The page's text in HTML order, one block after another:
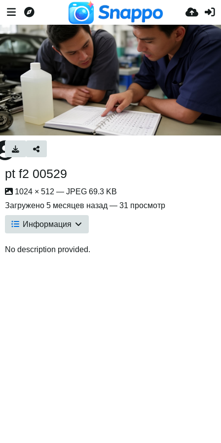
pt f2 00529
1024 × 512 — JPEG 69.3 KB
Загружено 5 месяцев назад — 31 просмотр
Информация
No description provided.